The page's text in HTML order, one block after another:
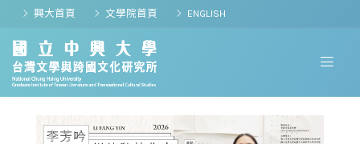
興大首頁 文學院首頁 ENGLISH